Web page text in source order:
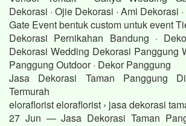
Dekorasi · Ojie Dekorasi · Ami Dekorasi
Gate Event bentuk custom untuk event
Dekorasi Pernikahan Bandung ·
Dekorasi Wedding Dekorasi Panggung
Panggung Outdoor · Dekor Panggung
Jasa Dekorasi Taman Panggung
Termurah
eloraflorist eloraflorist › jasa dekorasi
27 Jun — Jasa Dekorasi Taman